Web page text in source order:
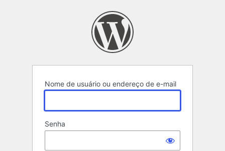
Nome de usuário ou endereço de e-mail
Senha